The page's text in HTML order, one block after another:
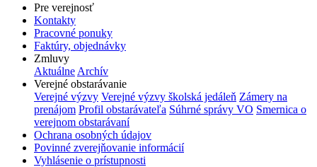
Pre verejnosť
Kontakty
Pracovné ponuky
Faktúry, objednávky
Zmluvy
Aktuálne Archív
Verejné obstarávanie
Verejné výzvy Verejné výzvy školská jedáleň Zámery na
prenájom Profil obstarávateľa Súhrné správy VO Smernica o
verejnom obstarávaní
Ochrana osobných údajov
Povinné zverejňovanie informácií
Vyhlásenie o prístupnosti